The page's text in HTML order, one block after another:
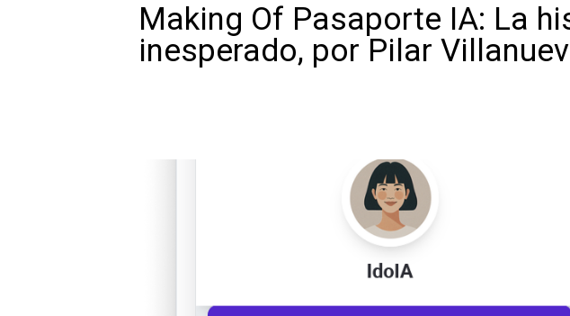
Making Of Pasaporte IA: La
inesperado, por Pilar